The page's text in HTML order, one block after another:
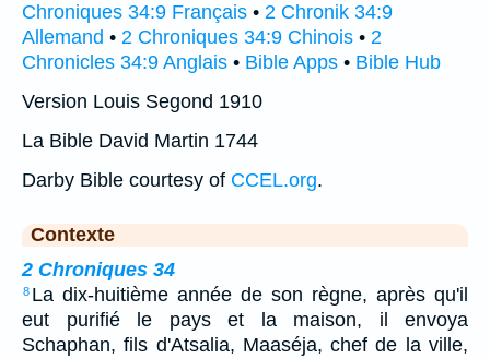
Chroniques 34:9 Français • 2 Chronik 34:9
Allemand • 2 Chroniques 34:9 Chinois • 2
Chronicles 34:9 Anglais • Bible Apps • Bible Hub
Version Louis Segond 1910
La Bible David Martin 1744
Darby Bible courtesy of CCEL.org.
Contexte
2 Chroniques 34
8 La dix-huitième année de son règne, après qu'il
eut purifié le pays et la maison, il envoya
Schaphan, fils d'Atsalia, Maaséja, chef de la ville,